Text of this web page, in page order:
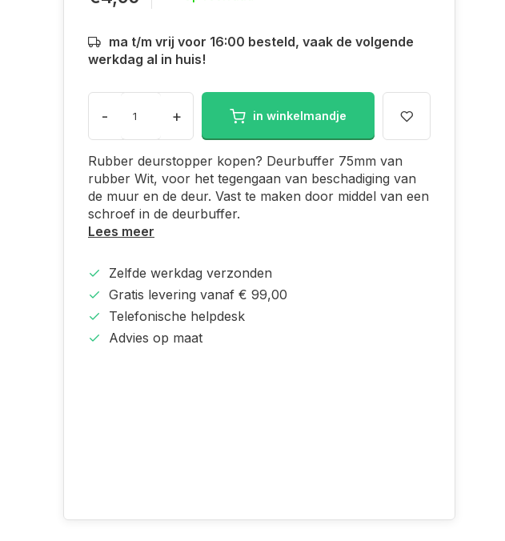
ma t/m vrij voor 16:00 besteld, vaak de volgende
werkdag al in huis!
- + in winkelmandje
Rubber deurstopper kopen? Deurbuffer 75mm van
rubber Wit, voor het tegengaan van beschadiging van
de muur en de deur. Vast te maken door middel van een
schroef in de deurbuffer.
Lees meer
Zelfde werkdag verzonden
Gratis levering vanaf € 99,00
Telefonische helpdesk
Advies op maat